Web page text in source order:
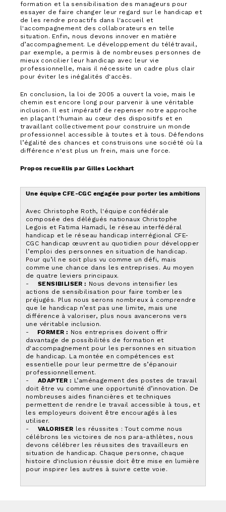
formation et la sensibilisation des manageurs pour
essayer de faire changer leur regard sur le handicap et
de les rendre proactifs dans l'accueil et
l'accompagnement des collaborateurs en telle
situation. Enfin, nous devons innover en matière
d’accompagnement. Le développement du télétravail,
par exemple, a permis à de nombreuses personnes de
mieux concilier leur handicap avec leur vie
professionnelle, mais il nécessite un cadre plus clair
pour éviter les inégalités d'accès.
En conclusion, la loi de 2005 a ouvert la voie, mais le
chemin est encore long pour parvenir à une véritable
inclusion. Il est impératif de repenser notre approche
en plaçant l'humain au cœur des dispositifs et en
travaillant collectivement pour construire un monde
professionnel accessible à toutes et à tous. Défendons
l’égalité des chances et construisons une société où la
différence n'est plus un frein, mais une force.
Propos recueillis par Gilles Lockhart
Une équipe CFE-CGC engagée pour porter les ambitions
Avec Christophe Roth, l'équipe confédérale
composée des délégués nationaux Christophe
Legois et Fatima Hamadi, le réseau interfédéral
handicap et le réseau handicap interrégional CFE-
CGC handicap œuvrent au quotidien pour développer
l’emploi des personnes en situation de handicap.
Pour qu’il ne soit plus vu comme un défi, mais
comme une chance dans les entreprises. Au moyen
de quatre leviers principaux.
- SENSIBILISER : Nous devons intensifier les
actions de sensibilisation pour faire tomber les
préjugés. Plus nous serons nombreux à comprendre
que le handicap n’est pas une limite, mais une
différence à valoriser, plus nous avancerons vers
une véritable inclusion.
-
FORMER : Nos entreprises doivent offrir
davantage de possibilités de formation et
d'accompagnement pour les personnes en situation
de handicap. La montée en compétences est
essentielle pour leur permettre de s’épanouir
professionnellement.
- ADAPTER : L’aménagement des postes de travail
doit être vu comme une opportunité d’innovation. De
nombreuses aides financières et techniques
permettent de rendre le travail accessible à tous, et
les employeurs doivent être encouragés à les
utiliser.
- VALORISER les réussites : Tout comme nous
célébrons les victoires de nos para-athlètes, nous
devons célébrer les réussites des travailleurs en
situation de handicap. Chaque personne, chaque
histoire d'inclusion réussie doit être mise en lumière
pour inspirer les autres à suivre cette voie.